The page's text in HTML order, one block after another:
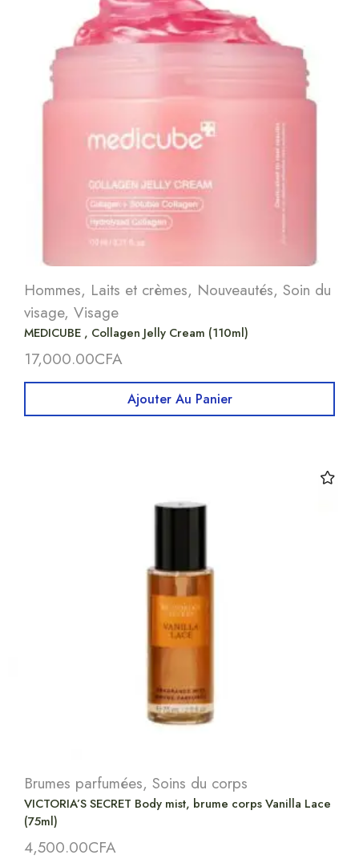
Hommes, Laits et crèmes, Nouveautés, Soin du
visage, Visage
MEDICUBE , Collagen Jelly Cream (110ml)
17,000.00CFA
Ajouter Au Panier
Brumes parfumées, Soins du corps
VICTORIA’S SECRET Body mist, brume corps Vanilla Lace
(75ml)
4,500.00CFA